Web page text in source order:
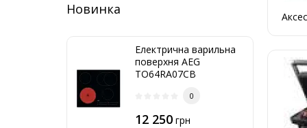
Новинка
Електрична варильна
поверхня AEG
TO64RA07CB
0
12 250 грн